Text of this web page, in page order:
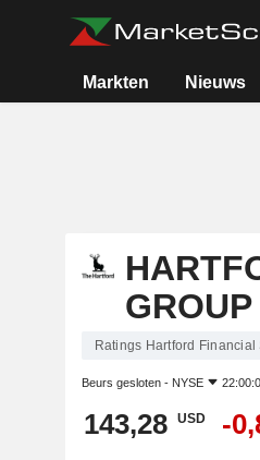
Markten Nieuws
Ratings Hartford
Beurs gesloten - NYSE
143,28 USD -